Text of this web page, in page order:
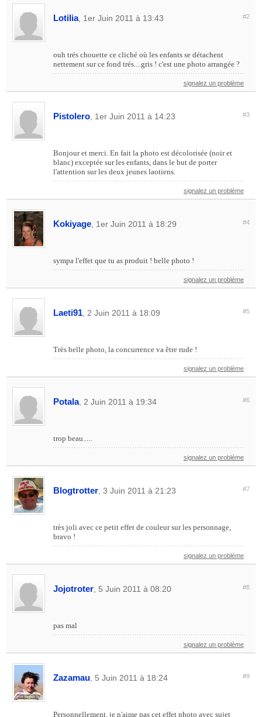
Lotilia, 1er Juin 2011 à 13:43 #2
ouh trés chouette ce cliché où les enfants se détachent
nettement sur ce fond trés....gris ! c'est une photo arrangée ?
signalez un problème
Pistolero , 1er Juin 2011 à 14:23 #3
Bonjour et merci. En fait la photo est décolorisée (noir et
blanc) exceptée sur les enfants, dans le but de porter
l'attention sur les deux jeunes laotiens.
signalez un problème
Kokiyage , 1er Juin 2011 à 18:29 #4
sympa l'effet que tu as produit ! belle photo !
signalez un problème
Laeti91 , 2 Juin 2011 à 18:09 #5
Très belle photo, la concurrence va être rude !
signalez un problème
Potala, 2 Juin 2011 à 19:34 #6
trop beau.....
signalez un problème
Blogtrotter , 3 Juin 2011 à 21:23 #7
très joli avec ce petit effet de couleur sur les personnage,
bravo !
signalez un problème
Jojotroter , 5 Juin 2011 à 08:20 #8
pas mal
signalez un problème
Zazamau , 5 Juin 2011 à 18:24 #9
Personnellement, je n'aime pas cet effet photo avec sujet